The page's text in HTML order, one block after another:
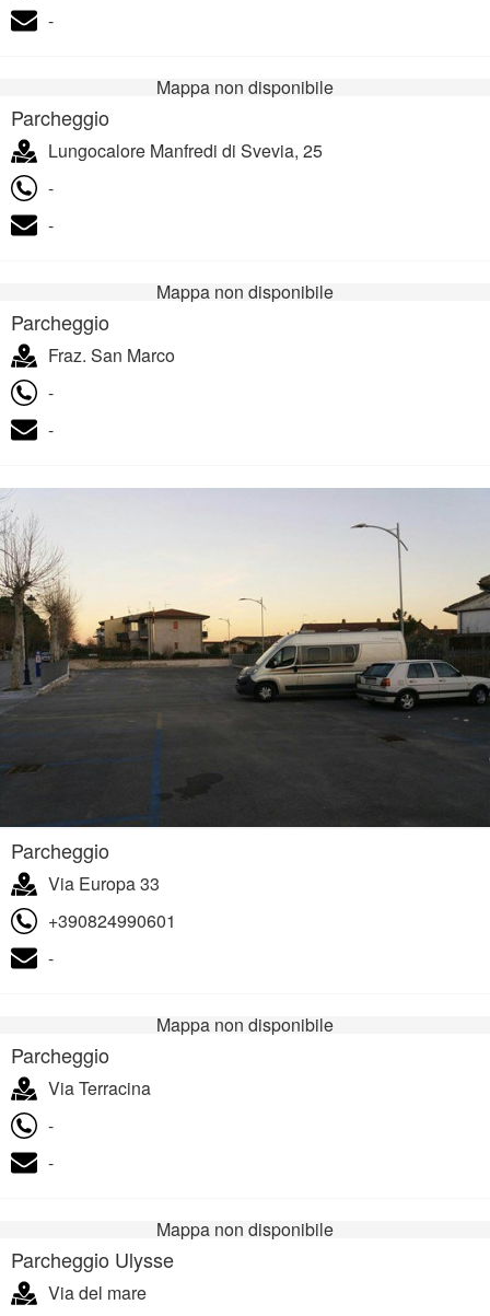
-
Mappa non disponibile
Parcheggio
Lungocalore Manfredi di Svevia, 25
-
-
Mappa non disponibile
Parcheggio
Fraz. San Marco
-
-
Parcheggio
Via Europa 33
+390824990601
-
Mappa non disponibile
Parcheggio
Via Terracina
-
-
Mappa non disponibile
Parcheggio Ulysse
Via del mare